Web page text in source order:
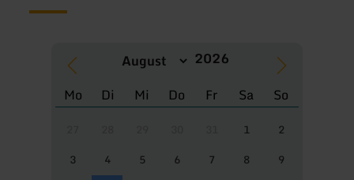
Mo Di Mi Do Fr Sa So
1
2
3
4 5 6 7 8
9